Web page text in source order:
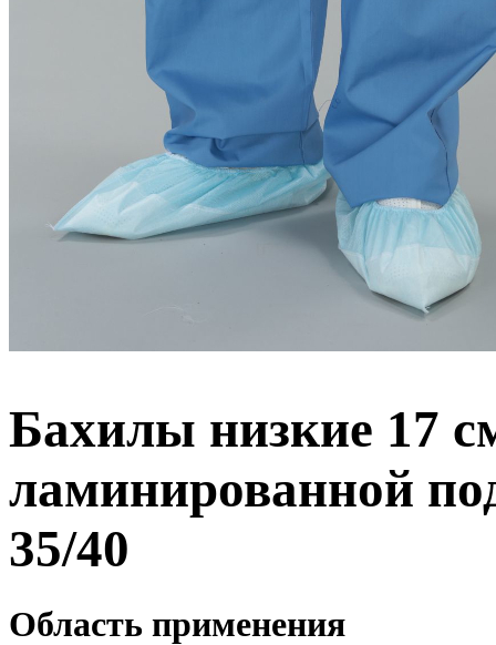
Бахилы низкие 17
ламинированной
35/40
Область применения